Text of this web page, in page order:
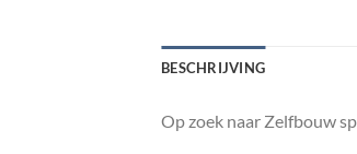
BESCHRIJVING
Op zoek naar Zelfbouw